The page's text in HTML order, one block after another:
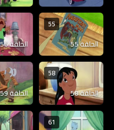
55
الحلقة 55 الحلقة 56
58
الحلقة 58 الحلقة 59
61